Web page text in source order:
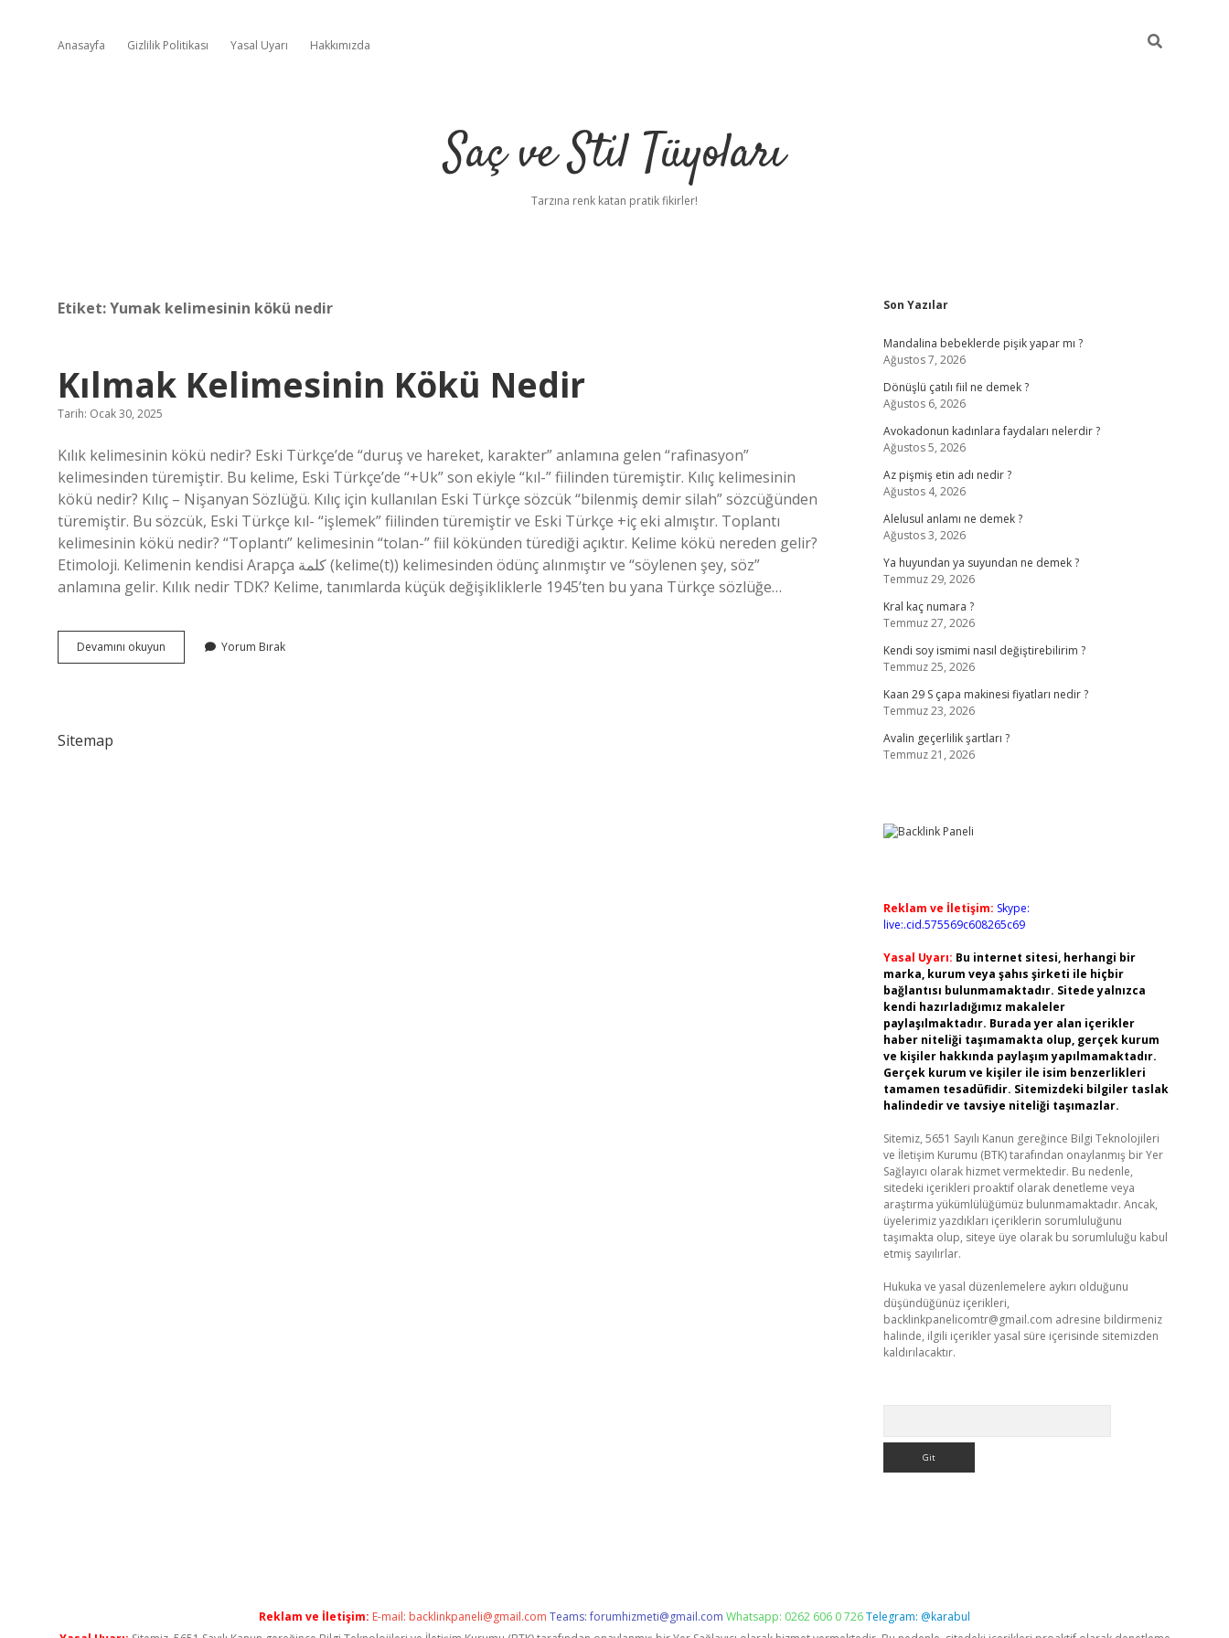
Anasayfa Gizlilik Politikası Yasal Uyarı Hakkımızda
Saç ve Stil Tüyoları
Tarzına renk katan pratik fikirler!
Etiket:Yumak kelimesinin kökü nedir
Kılmak Kelimesinin Kökü Nedir
Tarih: Ocak 30, 2025
Kılık kelimesinin kökü nedir? Eski Türkçe’de “duruş ve hareket, karakter” anlamına gelen “rafinasyon”
kelimesinden türemiştir. Bu kelime, Eski Türkçe’de “+Uk” son ekiyle “kıl-” fiilinden türemiştir. Kılıç kelimesinin
kökü nedir? Kılıç – Nişanyan Sözlüğü. Kılıç için kullanılan Eski Türkçe sözcük “bilenmiş demir silah” sözcüğünden
türemiştir. Bu sözcük, Eski Türkçe kıl- “işlemek” fiilinden türemiştir ve Eski Türkçe +iç eki almıştır. Toplantı
kelimesinin kökü nedir? “Toplantı” kelimesinin “tolan-” fiil kökünden türediği açıktır. Kelime kökü nereden gelir?
Etimoloji. Kelimenin kendisi Arapça كلمة (kelime(t)) kelimesinden ödünç alınmıştır ve “söylenen şey, söz”
anlamına gelir. Kılık nedir TDK? Kelime, tanımlarda küçük değişikliklerle 1945’ten bu yana Türkçe sözlüğe…
Devamını okuyun
Kelimesinin
Yorum Bırak
Sitemap
Sidebar
Son Yazılar
Mandalina bebeklerde pişik yapar mı ?
Ağustos 7, 2026
Dönüşlü çatılı fiil ne demek ?
Ağustos 6, 2026
Avokadonun kadınlara faydaları nelerdir ?
Ağustos 5, 2026
Az pişmiş etin adı nedir ?
Ağustos 4, 2026
Alelusul anlamı ne demek ?
Ağustos 3, 2026
Ya huyundan ya suyundan ne demek ?
Temmuz 29, 2026
Kral kaç numara ?
Temmuz 27, 2026
Kendi soy ismimi nasıl değiştirebilirim ?
Temmuz 25, 2026
Kaan 29 S çapa makinesi fiyatları nedir ?
Temmuz 23, 2026
Avalin geçerlilik şartları ?
Temmuz 21, 2026
Reklam ve İletişim: Skype:
live:.cid.575569c608265c69
Yasal Uyarı: Bu internet sitesi, herhangi bir
marka, kurum veya şahıs şirketi ile hiçbir
bağlantısı bulunmamaktadır. Sitede yalnızca
kendi hazırladığımız makaleler
paylaşılmaktadır. Burada yer alan içerikler
haber niteliği taşımamakta olup, gerçek kurum
ve kişiler hakkında paylaşım yapılmamaktadır.
Gerçek kurum ve kişiler ile isim benzerlikleri
tamamen tesadüfidir. Sitemizdeki bilgiler taslak
halindedir ve tavsiye niteliği taşımazlar.
Sitemiz, 5651 Sayılı Kanun gereğince Bilgi Teknolojileri
ve İletişim Kurumu (BTK) tarafından onaylanmış bir Yer
Sağlayıcı olarak hizmet vermektedir. Bu nedenle,
sitedeki içerikleri proaktif olarak denetleme veya
araştırma yükümlülüğümüz bulunmamaktadır. Ancak,
üyelerimiz yazdıkları içeriklerin sorumluluğunu
taşımakta olup, siteye üye olarak bu sorumluluğu kabul
etmiş sayılırlar.
Hukuka ve yasal düzenlemelere aykırı olduğunu
düşündüğünüz içerikleri,
backlinkpanelicomtr@gmail.com adresine bildirmeniz
halinde, ilgili içerikler yasal süre içerisinde sitemizden
kaldırılacaktır.
Reklam ve İletişim: E-mail: backlinkpaneli@gmail.com Teams:forumhizmeti@gmail.com Whatsapp: 0262 606 0 726Telegram: @karabul